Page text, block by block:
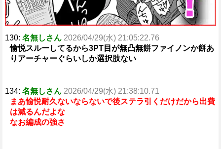
130: 名無しさん 2026/04/29(水) 21:05:22.76
愉悦スルーしてるから3PT目が無凸無餅ファイノンか餅あ
りアーチャーぐらいしか選択肢ない
134: 名無しさん 2026/04/29(水) 21:38:10.71
まあ愉悦耐久ないならないで後ステラ引くだけだから出費
は減るんだよな
なお編成の強さ